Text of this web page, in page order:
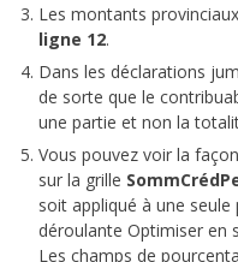
Les montants
ligne 12.
Dans les déclarations
de sorte que le
une partie et non la
Vous pouvez voir la
sur la grille
soit appliqué à une
déroulante Optimiser en
Les champs de